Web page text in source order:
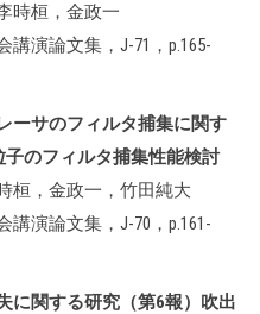
時桓，金政一
演論文集，J-71，p.165-
ーサのフィルタ捕集に関す
のフィルタ捕集性能検討
桓，金政一，竹田純大
演論文集，J-70，p.161-
に関する研究（第6報）吹出